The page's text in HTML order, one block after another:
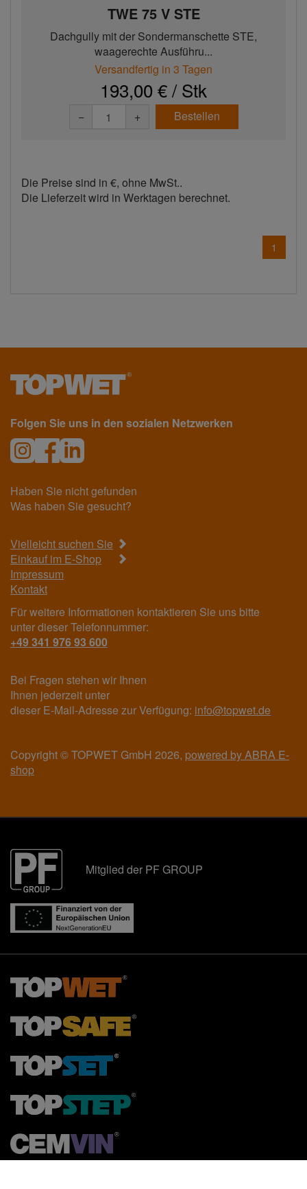
TWE 75 V STE
Dachgully mit der Sondermanschette STE,
waagerechte Ausführu...
Versandfertig in 3 Tagen
193,00 € / Stk
− + Bestellen
Die Preise sind in €, ohne MwSt..
Die Lieferzeit wird in Werktagen berechnet.
1
Folgen Sie uns in den sozialen Netzwerken
Haben Sie nicht gefunden
Was haben Sie gesucht?
Vielleicht suchen Sie
Einkauf im E-Shop
Impressum
Kontakt
Für weitere Informationen kontaktieren Sie uns bitte
unter dieser Telefonnummer:
+49 341 976 93 600
Bei Fragen stehen wir Ihnen
Ihnen jederzeit unter
dieser E-Mail-Adresse zur Verfügung: info@topwet.de
Copyright © TOPWET GmbH 2026, powered by ABRA E-
shop
Mitglied der PF GROUP